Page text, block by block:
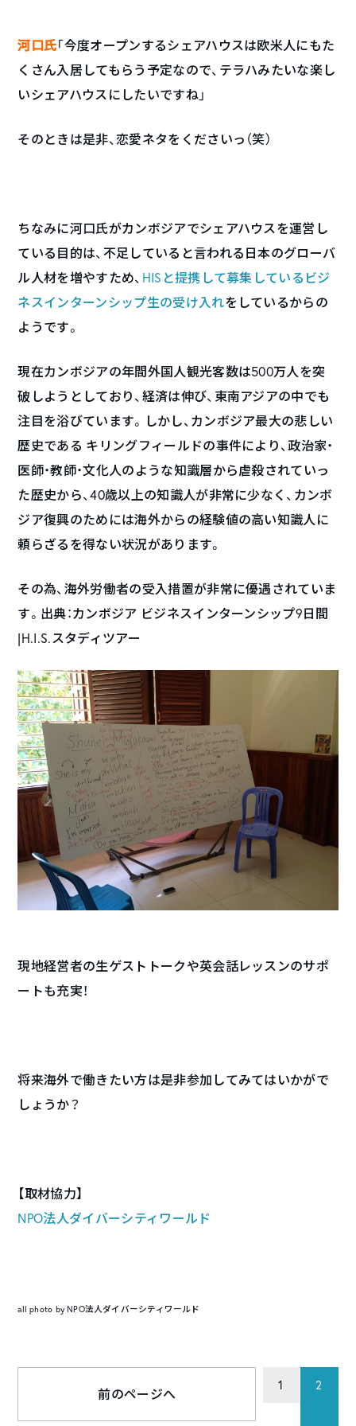
河口氏「今度オープンするシェアハウスは欧米人にもた
くさん入居してもらう予定なので、テラハみたいな楽し
いシェアハウスにしたいですね」
そのときは是非、恋愛ネタをくださいっ（笑）
ちなみに河口氏がカンボジアでシェアハウスを運営し
ている目的は、不足していると言われる日本のグローバ
ル人材を増やすため、 HISと提携して募集しているビジ
ネスインターンシップ生の受け入れをしているからの
ようです。
現在カンボジアの年間外国人観光客数は500万人を突
破しようとしており、経済は伸び、東南アジアの中でも
注目を浴びています。しかし、カンボジア最大の悲しい
歴史である キリングフィールドの事件により、政治家・
医師・教師・文化人のような知識層から虐殺されていっ
た歴史から、40歳以上の知識人が非常に少なく、カンボ
ジア復興のためには海外からの経験値の高い知識人に
頼らざるを得ない状況があります。
その為、海外労働者の受入措置が非常に優遇されていま
す。出典：カンボジア ビジネスインターンシップ9日間
|H.I.S.スタディツアー
現地経営者の生ゲストトークや英会話レッスンのサポ
ートも充実！
将来海外で働きたい方は是非参加してみてはいかがで
しょうか？
【取材協力】
NPO法人ダイバーシティワールド
all photo by NPO法人ダイバーシティワールド
前のページへ
1 2